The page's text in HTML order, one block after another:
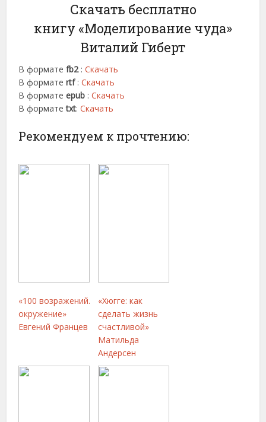
Скачать бесплатно
книгу «Моделирование чуда»
Виталий Гиберт
В форматеfb2:Скачать
В форматеrtf :Скачать
В форматеepub :Скачать
В форматеtxt:Скачать
Рекомендуем к прочтению:
«100 возражений.
окружение»
Евгений Францев
«Хюгге: как
сделать жизнь
счастливой»
Матильда
Андерсен